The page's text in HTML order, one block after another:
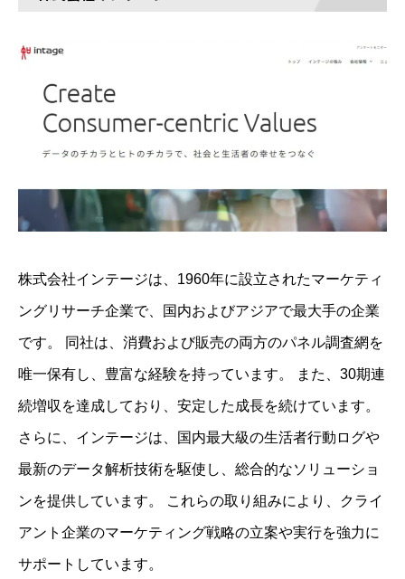
株式会社インテージは、1960年に設立されたマーケティ
ングリサーチ企業で、国内およびアジアで最大手の企業
です。 ​同社は、消費および販売の両方のパネル調査網を
唯一保有し、豊富な経験を持っています。 ​また、30期連
続増収を達成しており、安定した成長を続けています。 ​
さらに、インテージは、国内最大級の生活者行動ログや
最新のデータ解析技術を駆使し、総合的なソリューショ
ンを提供しています。 ​これらの取り組みにより、クライ
アント企業のマーケティング戦略の立案や実行を強力に
サポートしています。